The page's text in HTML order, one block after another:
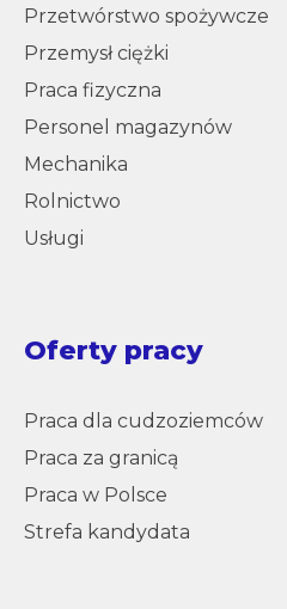
Przetwórstwo spożywcze
Przemysł ciężki
Praca fizyczna
Personel magazynów
Mechanika
Rolnictwo
Usługi
Oferty pracy
Praca dla cudzoziemców
Praca za granicą
Praca w Polsce
Strefa kandydata